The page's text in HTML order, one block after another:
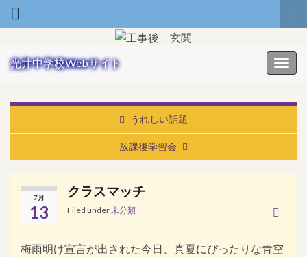
Search for:
光井中学校Webサイト
うれしい話題
放課後学習会
7月
13
クラスマッチ
Filed under未分類
梅雨明け宣言が出された今日、真夏にぴったりな青空